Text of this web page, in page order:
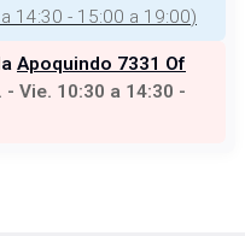
14:30 - 15:00 a 19:00)
Apoquindo 7331 Of
- Vie. 10:30 a 14:30 -